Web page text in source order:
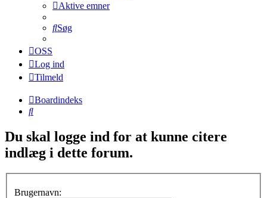
Aktive emner
Søg
OSS
Log ind
Tilmeld
Boardindeks
Søg
Du skal logge ind for at kunne citere
indlæg i dette forum.
Brugernavn: